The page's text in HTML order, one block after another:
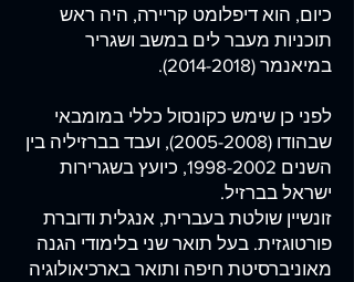
כיום, הוא דיפלומט קריירה, היה ראש
תוכניות מעבר לים במשב ושגריר
במיאנמר (2014-2018)
.
לפני כן שימש כקונסול כללי במומבאי
שבהודו (2005-2008)
, ועבד בברזיליה בין
השנים 1998-2002, כיועץ בשגרירות
ישראל בברזיל.
זונשיין שולטת בעברית, אנגלית ודוברת
פורטוגזית. בעל תואר שני בלימודי הגנה
מאוניברסיטת חיפה ותואר בארכיאולוגיה